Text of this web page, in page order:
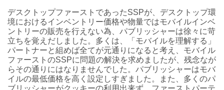
デスクトップファーストであったSSPが、デスクトップ環
境におけるインベントリー価格や物量ではモバイルインベ
ントリーの販売を行えない為、パブリッシャーは徐々に苛
立ちを覚えだしました。多くは、「モバイルを理解する」
パートナーと組めば全てが元通りになると考え、モバイル
ファーストのSSPに問題の解決を求めましたが、残念なが
らその通りにはなりませんでした。パブリッシャーはモバ
イルの最低価格を高く設定しすぎました。また、多くのパ
ブリッシャーがクッキーの利用出来ず、ファーストパーテ